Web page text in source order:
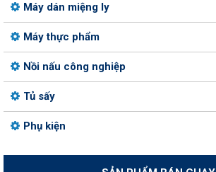
Máy dán miệng ly
Máy thực phẩm
Nồi nấu công nghiệp
Tủ sấy
Phụ kiện